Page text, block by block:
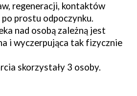
regeneracji, kontaktów
po prostu odpoczynku.
nad osobą zależną jest
i wyczerpująca tak fizycznie
skorzystały 3 osoby.